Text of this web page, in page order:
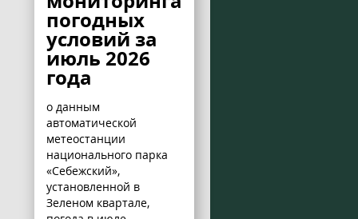
погодных
условий за
июль 2026
года
о данным
автоматической
метеостанции
национального парка
«Себежский»,
установленной в
Зеленом квартале,